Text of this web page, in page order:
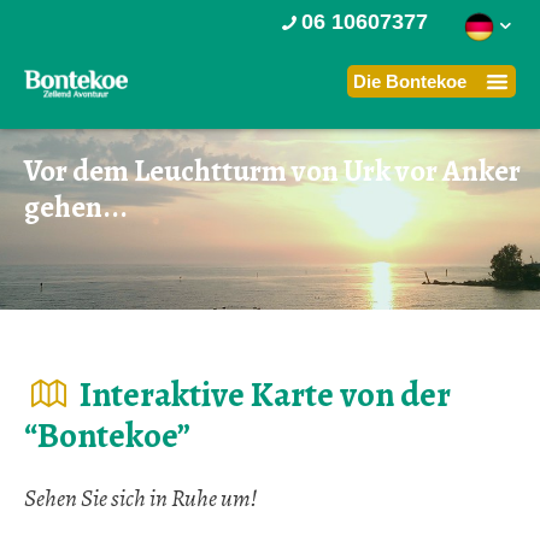
06 10607377
Vor dem Leuchtturm von Urk vor Anker
gehen...
Interaktive Karte von der
“Bontekoe”
Sehen Sie sich in Ruhe um!